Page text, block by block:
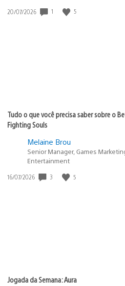
Data
20/07/2026 1 5
Tudo o que você precisa saber sobre o
Fighting Souls
Melaine Brou
Senior Manager, Games
Entertainment
Data
16/07/2026 3 5
Jogada da Semana: Aura